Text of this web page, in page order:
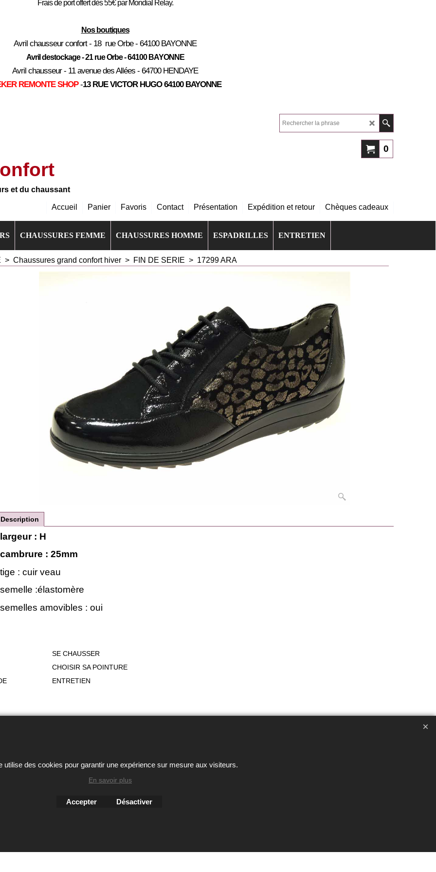
Frais de port offert dès 55€ par Mondial Relay.
Nos boutiques
Avril chausseur confort - 18 rue Orbe - 64100 BAYONNE
Avril destockage - 21 rue Orbe - 64100 BAYONNE
Avril chausseur - 11 avenue des Allées - 64700 HENDAYE
REMONTE SHOP -13 RUE VICTOR HUGO 64100 BAYONNE
et du chaussant
0
Accueil Panier Favoris Contact Présentation Expédition et retour Chèques cadeaux
CHAUSSURES FEMME CHAUSSURES HOMME ESPADRILLES ENTRETIEN
> Chaussures grand confort hiver > FIN DE SERIE > 17299 ARA
Description
largeur : H
cambrure : 25mm
tige : cuir veau
semelle :élastomère
semelles amovibles : oui
SE CHAUSSER
CHOISIR SA POINTURE
ENTRETIEN
avec le logiciel
eCommerce ShopFactory
utilise des cookies pour garantir une expérience sur mesure aux visiteurs.
En savoir plus
Accepter Désactiver